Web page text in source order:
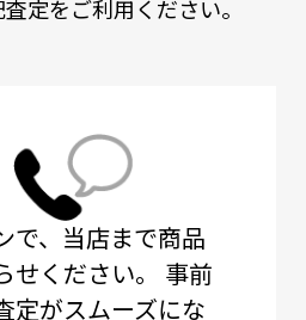
定をご利用ください。
で、当店まで商品
せください。
事前
定がスムーズにな